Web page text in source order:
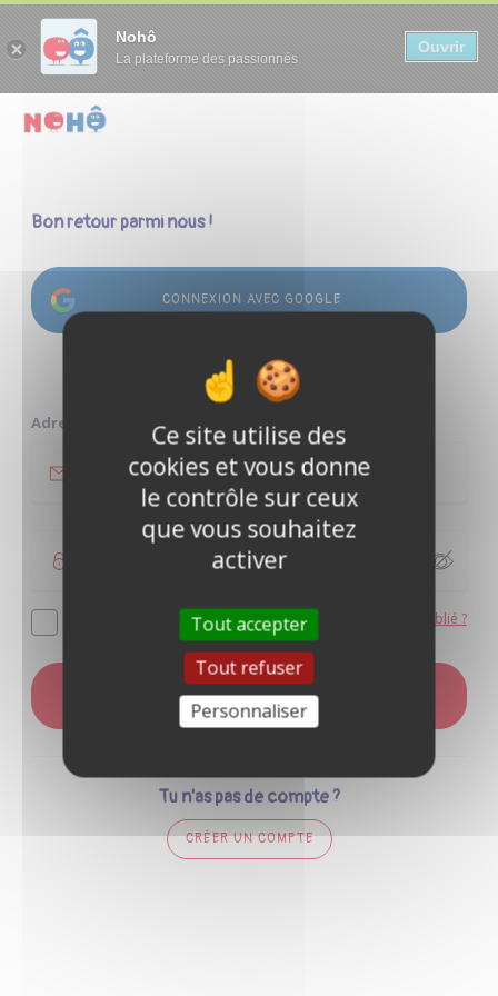
Nohô
La plateforme des passionnés
Ouvrir
Bon retour parmi nous !
CONNEXION AVEC GOOGLE
ou
Adresse e-mail
Se souvenir de moi Mot de passe oublié ?
CONNEXION
Tu n'as pas de compte ?
CRÉER UN COMPTE
Panneau de gestion des cookies
Ce site utilise des
cookies et vous donne
le contrôle sur ceux
que vous souhaitez
activer
Tout accepter
Tout refuser
Personnaliser